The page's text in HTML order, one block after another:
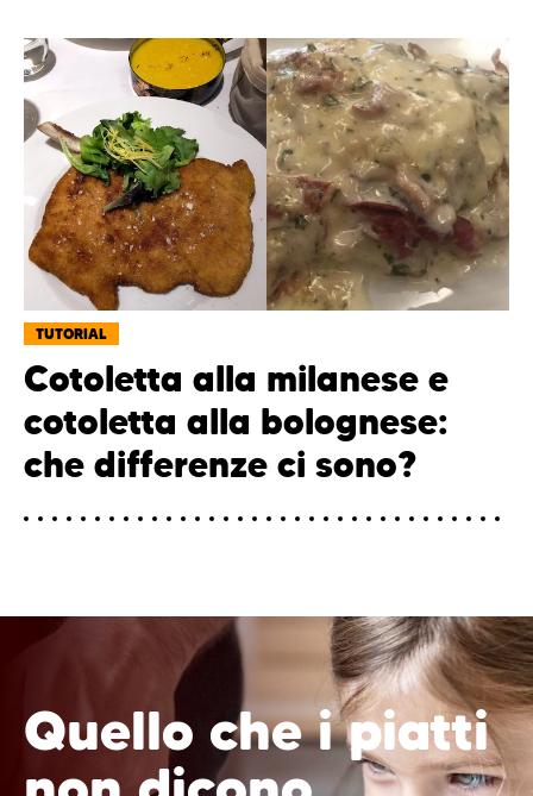
TUTORIAL
Cotoletta alla milanese e
cotoletta alla bolognese:
che differenze ci sono?
Quello che i piatti